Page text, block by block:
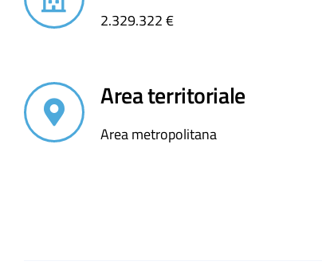
2.329.322 €
Area territoriale
Area metropolitana